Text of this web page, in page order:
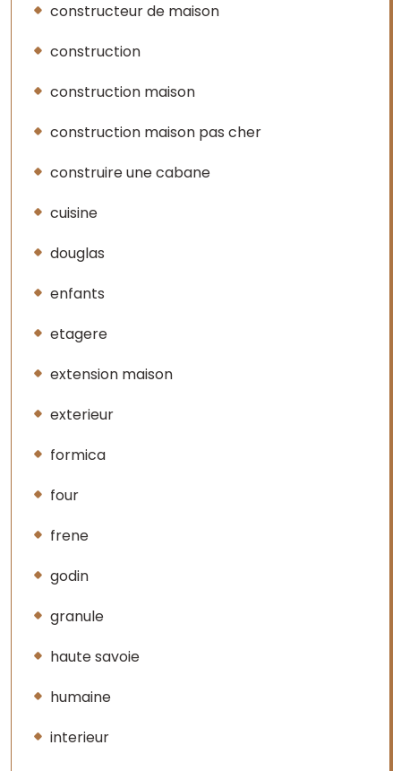
constructeur de maison
construction
construction maison
construction maison pas cher
construire une cabane
cuisine
douglas
enfants
etagere
extension maison
exterieur
formica
four
frene
godin
granule
haute savoie
humaine
interieur